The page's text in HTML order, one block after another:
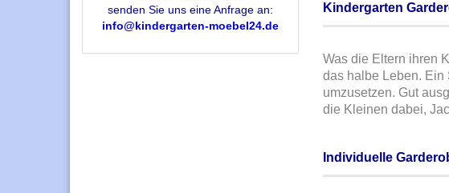
Kindergarten
Was die Eltern ihren
das halbe Leben. Ein
umzusetzen. Gut
die Kleinen dabei,
Individuelle
senden Sie uns eine Anfrage an:
info@kindergarten-moebel24.de